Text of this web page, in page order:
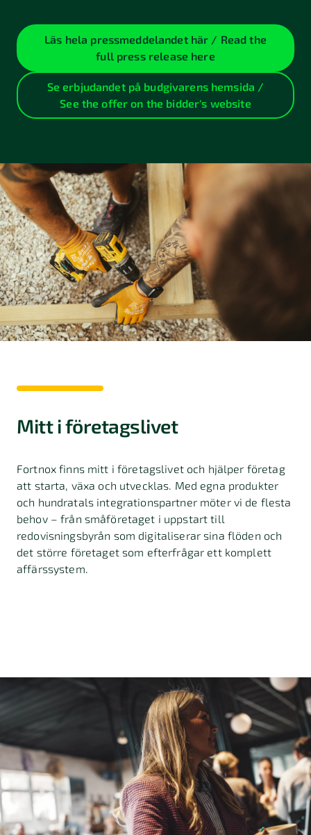
Läs hela pressmeddelandet här / Read the
full press release here
Se erbjudandet på budgivarens hemsida /
See the offer on the bidder's website
Mitt i företagslivet
Fortnox finns mitt i företagslivet och hjälper företag
att starta, växa och utvecklas. Med egna produkter
och hundratals integrationspartner möter vi de flesta
behov – från småföretaget i uppstart till
redovisningsbyrån som digitaliserar sina flöden och
det större företaget som efterfrågar ett komplett
affärssystem.